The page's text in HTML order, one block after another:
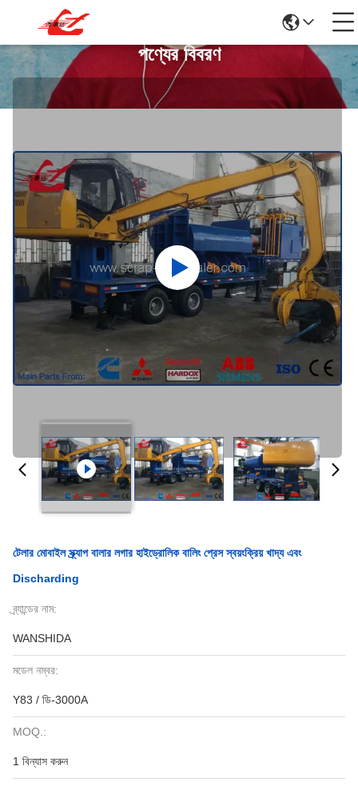
পণ্যের বিবরণ
টেলার মোবাইল স্ক্র্যাপ বালার লগার হাইড্রোলিক বালিং প্রেস স্বয়ংক্রিয় খাদ্য এবং
Discharding
ব্র্যান্ডের নাম:
WANSHIDA
মডেল নম্বর:
Y83 / ডি-3000A
MOQ.:
1 বিন্যাস করুন